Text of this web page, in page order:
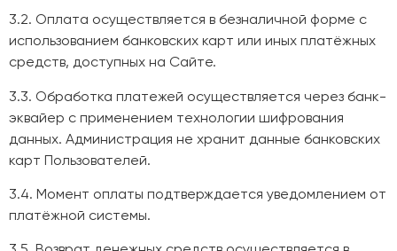
3.2. Оплата осуществляется в безналичной форме с
использованием банковских карт или иных платёжных
средств, доступных на Сайте.
3.3. Обработка платежей осуществляется через банк-
эквайер с применением технологии шифрования
данных. Администрация не хранит данные банковских
карт Пользователей.
3.4. Момент оплаты подтверждается уведомлением от
платёжной системы.